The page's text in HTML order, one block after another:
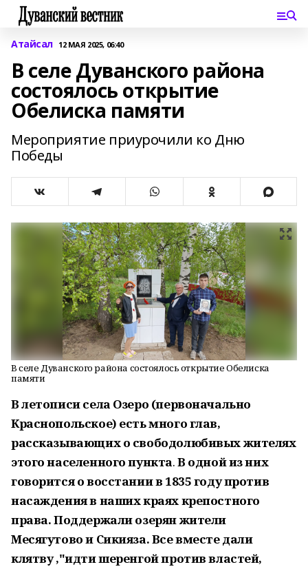
Атайсал 12 МАЯ 2025, 06:40
В селе Дуванского района
состоялось открытие
Обелиска памяти
Мероприятие приурочили ко Дню
Победы
В селе Дуванского района состоялось открытие Обелиска
памяти
В летописи села Озеро (первоначально
Краснопольское) есть много глав,
рассказывающих о свободолюбивых жителях
этого населенного пункта.В одной из них
говорится о восстании в 1835 году против
насаждения в наших краях крепостного
права.Поддержали озерян жители
Месягутово и Сикияза. Все вместе дали
клятву ,"идти шеренгой против властей,